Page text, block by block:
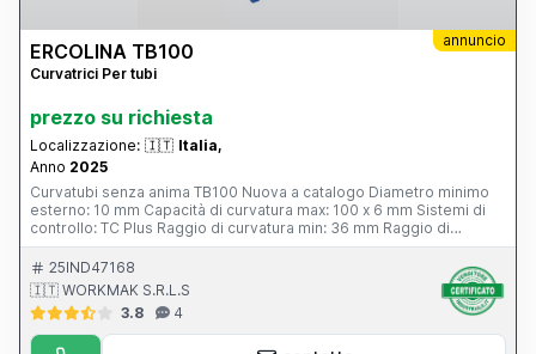
annuncio
ERCOLINA TB100
Curvatrici Per tubi
prezzo su richiesta
Localizzazione: 🇮🇹 Italia,
Anno 2025
Curvatubi senza anima TB100 Nuova a catalogo Diametro minimo
esterno: 10 mm Capacità di curvatura max: 100 x 6 mm Sistemi di
controllo: TC Plus Raggio di curvatura min: 36 mm Raggio di
curvatura max: 400 mm La Ercolina TB100 è una macchina curvatubi
straordinaria, ha una velocità di curvatura programmabile con
possibilità di curvare a destra o sinistra, dotata del performante
controllo TCPlus che rende questa macchina insostituibile!
CARATTERISTICHE Dotata di Controllo TCPlus Touch screen a colori
7″ Icone rinnovate per un facile utilizzo Possibilità di aggiungere (in
25IND47168
🇮🇹 WORKMAK S.R.L.S
3.8
4